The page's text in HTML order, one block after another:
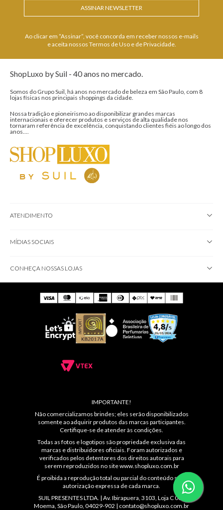
ASSINAR NEWSLETTER
Ao clicar em “Assinar”, você concorda em receber nossos e-mails
e aceita nossos Termos de Uso e de Privacidade.
ShopLuxo by Suil - 40 anos no mercado.
Somos do Grupo Suil, há anos no mercado de beleza em São Paulo, com 8
lojas físicas nos principais shoppings da cidade.
Nossa tradição e pioneirismo ao disponibilizar grandes marcas
internacionais e oferecer produtos e serviços de alta qualidade nos
tornaram referência de excelência, conquistando clientes fiéis ao longo dos
anos....
ATENDIMENTO
MÍDIAS SOCIAIS
CONHEÇA NOSSAS LOJAS
IMPORTANTE!
Não comercializamos brindes; eles serão disponibilizados
somente ao adquirir produtos das marcas participantes.
Certifique-se de atender às condições.
Todas as fotos e logotipos são propriedade exclusiva das
marcas e distribuidores oficiais. Foram autorizados e
verificados pelos detentores dos direitos autorais para
serem reproduzidos no sitewww.shopluxo.com.br
É proibida a reprodução total ou parcial do conteúdo sem
autorização expressa de cada marca.
SUIL PRESENTES LTDA. | Av. Ibirapuera, 3103, Loja C 086
Moema, São Paulo, 04029-902 | contato@shopluxo.com.br